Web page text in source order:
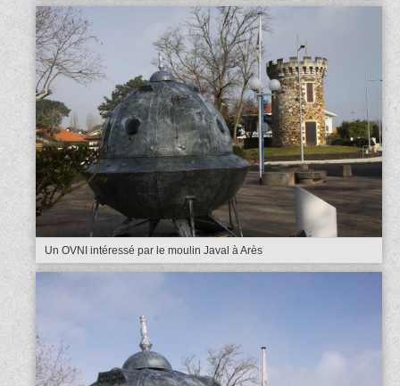
Un OVNI intéressé par le moulin Javal à Arès